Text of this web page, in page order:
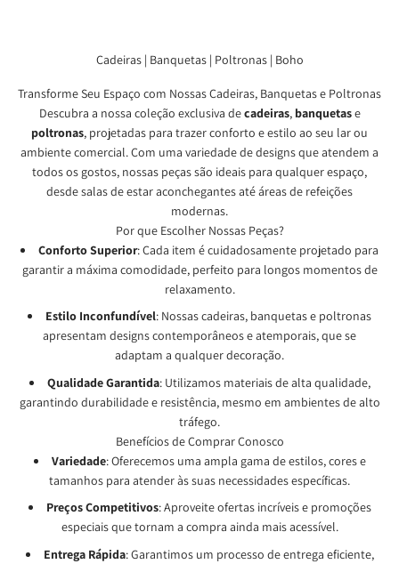
Cadeiras | Banquetas | Poltronas | Boho
Transforme Seu Espaço com Nossas Cadeiras, Banquetas e Poltronas
Descubra a nossa coleção exclusiva decadeiras, banquetase
poltronas, projetadas para trazer conforto e estilo ao seu lar ou
ambiente comercial. Com uma variedade de designs que atendem a
todos os gostos, nossas peças são ideais para qualquer espaço,
desde salas de estar aconchegantes até áreas de refeições
modernas.
Por que Escolher Nossas Peças?
Conforto Superior: Cada item é cuidadosamente projetado para
garantir a máxima comodidade, perfeito para longos momentos de
relaxamento.
Estilo Inconfundível: Nossas cadeiras, banquetas e poltronas
apresentam designs contemporâneos e atemporais, que se
adaptam a qualquer decoração.
Qualidade Garantida: Utilizamos materiais de alta qualidade,
garantindo durabilidade e resistência, mesmo em ambientes de alto
tráfego.
Benefícios de Comprar Conosco
Variedade: Oferecemos uma ampla gama de estilos, cores e
tamanhos para atender às suas necessidades específicas.
Preços Competitivos: Aproveite ofertas incríveis e promoções
especiais que tornam a compra ainda mais acessível.
Entrega Rápida: Garantimos um processo de entrega eficiente,